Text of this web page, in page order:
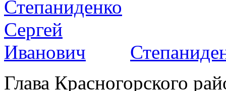
Глава Красногорского